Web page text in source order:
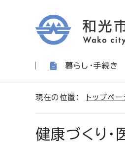
暮らし・手続き
現在の位置： トップペー
健康づくり・